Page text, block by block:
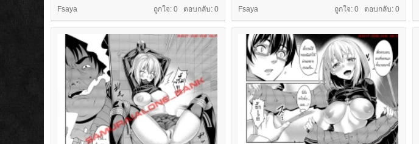
ถูกใจ: 0 ตอบกลับ: 0
Fsaya
ถูกใจ: 0 ตอบกลับ: 0
Fsaya